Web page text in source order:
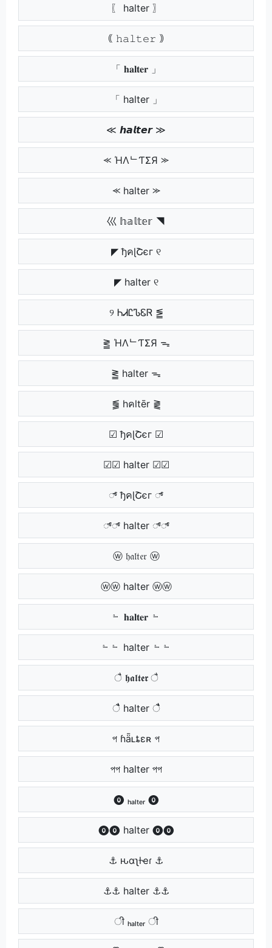
〖 halter 〗
｟ 𝚑𝚊𝚕𝚝𝚎𝚛 ｠
「 𝐡𝐚𝐥𝐭𝐞𝐫 」
「 halter 」
≪ 𝙝𝙖𝙡𝙩𝙚𝙧 ≫
⪻ ΉΛᄂƬΣЯ ⪼
⪻ halter ⪼
巛 𝕙𝕒𝕝𝕥𝕖𝕣 ◥
◤ ђคɭՇєг ୧
◤ halter ୧
୨ ᏂᏗᏝᏖᏋᏒ ⪑
⪒ ΉΛᄂƬΣЯ ᯓ
⪒ halter ᯓ
⪓ hคltēr ⪔
☑ ђคɭՇєг ☑
☑☑ halter ☑☑
್ ђคɭՇєг ್
್್ halter ್್
ⓦ 𝔥𝔞𝔩𝔱𝔢𝔯 ⓦ
ⓦⓦ halter ⓦⓦ
﹄ 𝐡𝐚𝐥𝐭𝐞𝐫 ﹄
﹄﹄ halter ﹄﹄
ै 𝖍𝖆𝖑𝖙𝖊𝖗 ै
ैै halter ैै
প ɦǟʟȶɛʀ প
পপ halter পপ
⓿ ₕₐₗₜₑᵣ ⓿
⓿⓿ halter ⓿⓿
⚓ ԋαʅƚҽɾ ⚓
⚓⚓ halter ⚓⚓
ी ₕₐₗₜₑᵣ ी